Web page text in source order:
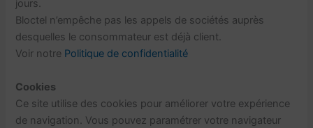
jours.
Bloctel n’empêche pas les appels de sociétés auprès
desquelles le consommateur est déjà client.
Voir notre Politique de confidentialité
Cookies
Ce site utilise des cookies pour améliorer votre expérience
de navigation. Vous pouvez paramétrer votre navigateur